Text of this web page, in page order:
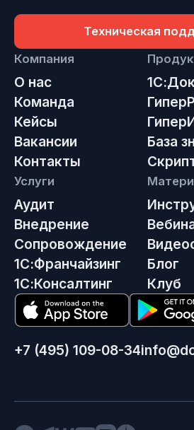
Техническая
Компания
О нас
Команда
Кейсы
Вакансии
Контакты
База
Услуги
Аудит
Внедрение
Сопровождение
1С:Франчайзинг
1С:Консалтинг
Блог
Клуб
+7 (495) 109-08-34